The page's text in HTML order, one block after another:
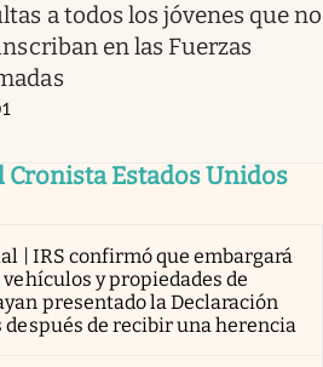
a todos los jóvenes que no
en las Fuerzas
Cronista Estados Unidos
| IRS confirmó que embargará
y propiedades de
presentado la Declaración
de recibir una herencia